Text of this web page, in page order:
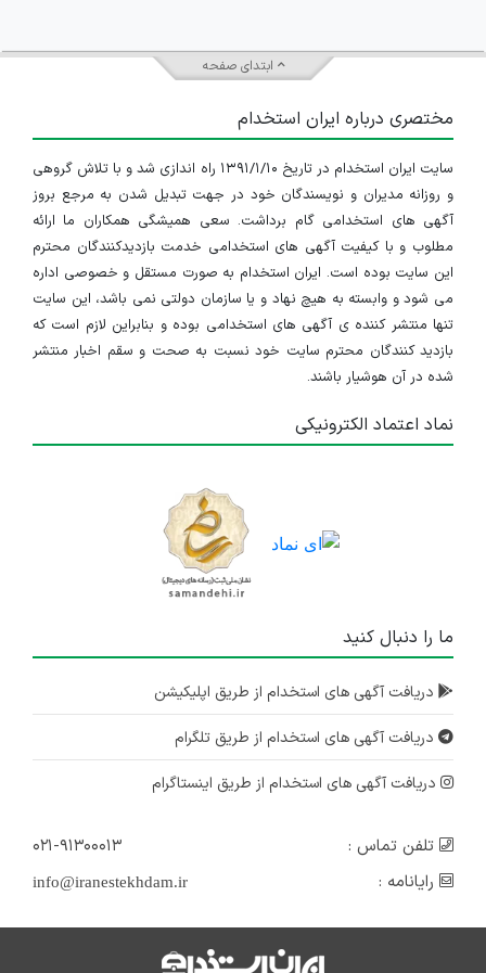
ابتدای صفحه
مختصری درباره ایران استخدام
سایت ایران استخدام در تاریخ ۱۳۹۱/۱/۱۰ راه اندازی شد و با تلاش گروهی
و روزانه مدیران و نویسندگان خود در جهت تبدیل شدن به مرجع بروز
آگهی های استخدامی گام برداشت. سعی همیشگی همکاران ما ارائه
مطلوب و با کیفیت آگهی های استخدامی خدمت بازدیدکنندگان محترم
این سایت بوده است. ایران استخدام به صورت مستقل و خصوصی اداره
می شود و وابسته به هیچ نهاد و یا سازمان دولتی نمی باشد، این سایت
تنها منتشر کننده ی آگهی های استخدامی بوده و بنابراین لازم است که
بازدید کنندگان محترم سایت خود نسبت به صحت و سقم اخبار منتشر
شده در آن هوشیار باشند.
نماد اعتماد الکترونیکی
ما را دنبال کنید
دریافت آگهی های استخدام از طریق اپلیکیشن
دریافت آگهی های استخدام از طریق تلگرام
دریافت آگهی های استخدام از طریق اینستاگرام
تلفن تماس :
۰۲۱-۹۱۳۰۰۰۱۳
رایانامه :
info@iranestekhdam.ir